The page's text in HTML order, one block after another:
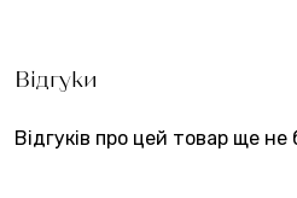
Відгуки
Відгуків про цей товар ще не